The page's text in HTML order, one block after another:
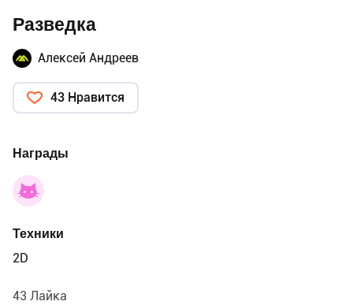
Разведка
Алексей Андреев
43 Нравится
Награды
Техники
2D
43 Лайка